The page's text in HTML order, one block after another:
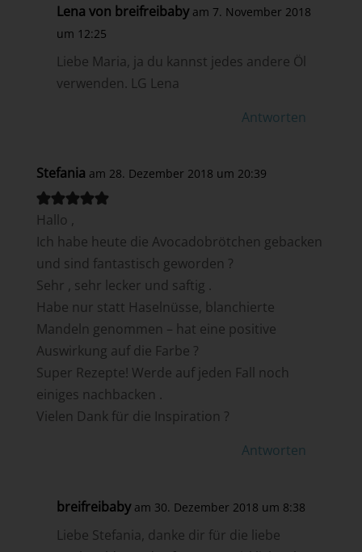
Lena von breifreibaby am 7. November 2018
um 12:25
Liebe Maria, ja du kannst jedes andere Öl
verwenden. LG Lena
Antworten
Stefania am 28. Dezember 2018 um 20:39
Hallo ,
Ich habe heute die Avocadobrötchen gebacken
und sind fantastisch geworden ?
Sehr , sehr lecker und saftig .
Habe nur statt Haselnüsse, blanchierte
Mandeln genommen – hat eine positive
Auswirkung auf die Farbe ?
Super Rezepte! Werde auf jeden Fall noch
einiges nachbacken .
Vielen Dank für die Inspiration ?
Antworten
breifreibaby am 30. Dezember 2018 um 8:38
Liebe Stefania, danke dir für die liebe